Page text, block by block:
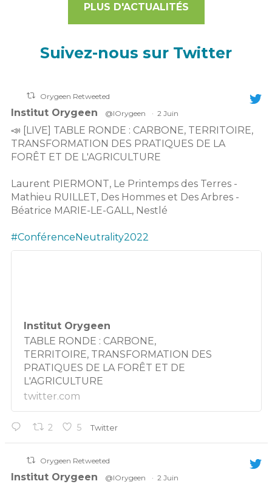
PLUS D'ACTUALITÉS
Suivez-nous sur Twitter
Orygeen Retweeted
Institut Orygeen @IOrygeen · 2 Juin
📣 [LIVE] TABLE RONDE : CARBONE, TERRITOIRE,
TRANSFORMATION DES PRATIQUES DE LA
FORÊT ET DE L'AGRICULTURE
Laurent PIERMONT, Le Printemps des Terres -
Mathieu RUILLET, Des Hommes et Des Arbres -
Béatrice MARIE-LE-GALL, Nestlé
#ConférenceNeutrality2022
Institut Orygeen
TABLE RONDE : CARBONE,
TERRITOIRE, TRANSFORMATION DES
PRATIQUES DE LA FORÊT ET DE
L'AGRICULTURE
twitter.com
2 5 Twitter
Orygeen Retweeted
Institut Orygeen @IOrygeen · 2 Juin